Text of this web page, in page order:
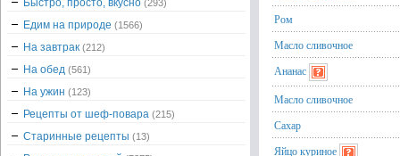
Ром
Масло сливочное
Ананас
Масло сливочное
Сахар
Яйцо куриное
Быстро, просто, вкусно (293)
Едим на природе (1566)
На завтрак (212)
На обед (561)
На ужин (123)
Рецепты от шеф-повара (215)
Старинные рецепты (13)